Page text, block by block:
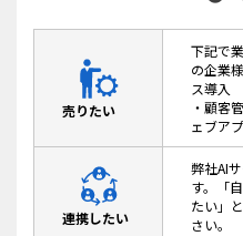
売りたい
下記で
の企業
ス導入
・顧客
ェブア
連携したい
弊社AI
す。「
たい」
さい。